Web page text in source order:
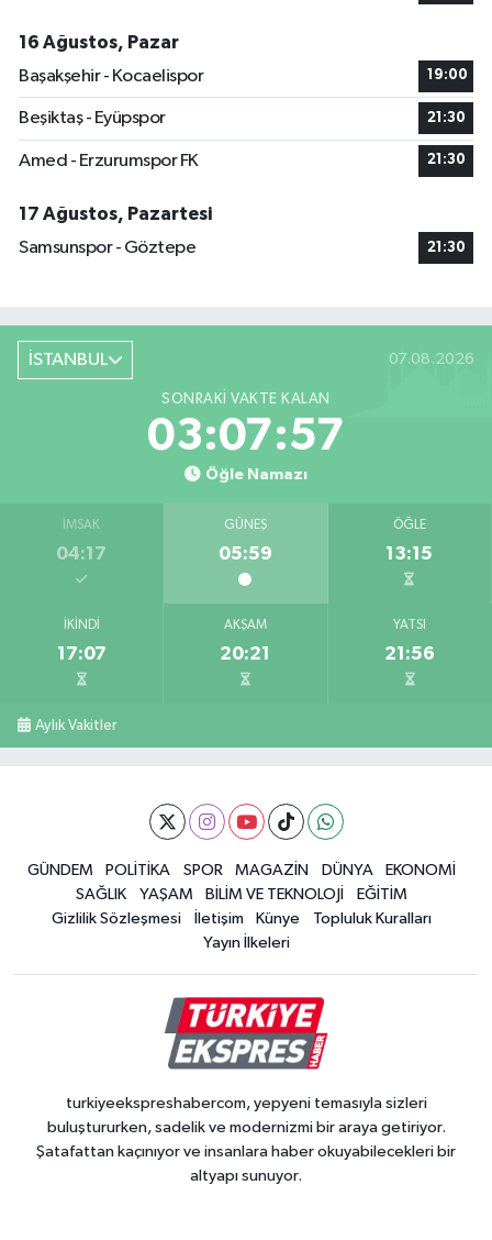
16 Ağustos, Pazar
Başakşehir - Kocaelispor
19:00
Beşiktaş - Eyüpspor 21:30
Amed - Erzurumspor FK 21:30
17 Ağustos, Pazartesi
Samsunspor - Göztepe
21:30
İSTANBUL 07.08.2026
SONRAKI VAKTE KALAN
03:07:57
Öğle Namazı
İMSAK
04:17
GÜNEŞ
05:59
ÖĞLE
13:15
İKINDI
17:07
AKŞAM
20:21
YATSI
21:56
Aylık Vakitler
GÜNDEM POLİTİKA SPOR MAGAZİN DÜNYA
EKONOMİ
SAĞLIK
YAŞAM BİLİM VE TEKNOLOJİ
EĞİTİM
Gizlilik Sözleşmesi
İletişim Künye
Topluluk Kuralları
Yayın İlkeleri
turkiyeekspreshabercom, yepyeni temasıyla sizleri
buluştururken, sadelik ve modernizmi bir araya getiriyor.
Şatafattan kaçınıyor ve insanlara haber okuyabilecekleri bir
altyapı sunuyor.